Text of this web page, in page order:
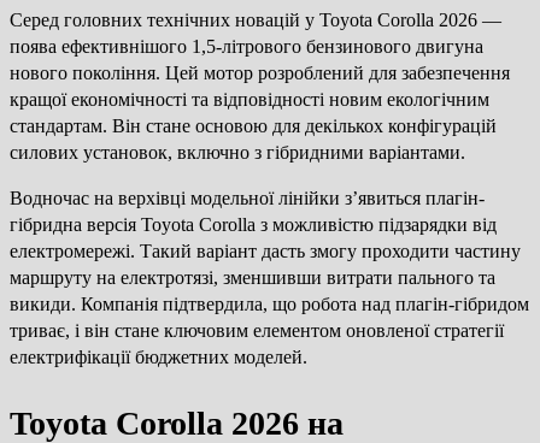
Серед головних технічних новацій у Toyota Corolla 2026 —
поява ефективнішого 1,5-літрового бензинового двигуна
нового покоління. Цей мотор розроблений для забезпечення
кращої економічності та відповідності новим екологічним
стандартам. Він стане основою для декількох конфігурацій
силових установок, включно з гібридними варіантами.
Водночас на верхівці модельної лінійки з’явиться плагін-
гібридна версія Toyota Corolla з можливістю підзарядки від
електромережі. Такий варіант дасть змогу проходити частину
маршруту на електротязі, зменшивши витрати пального та
викиди. Компанія підтвердила, що робота над плагін-гібридом
триває, і він стане ключовим елементом оновленої стратегії
електрифікації бюджетних моделей.
Toyota Corolla 2026 на